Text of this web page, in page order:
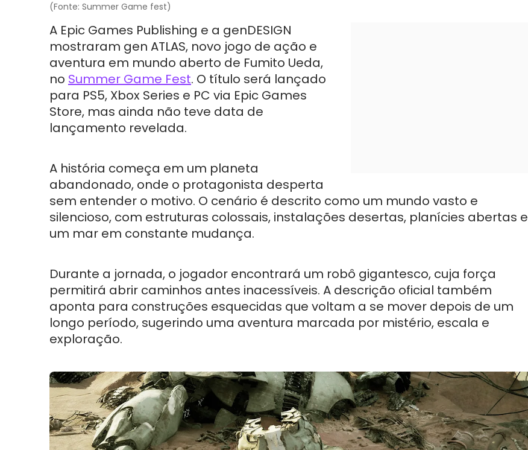
(Fonte: Summer Game fest)
A Epic Games Publishing e a genDESIGN
mostraram gen ATLAS, novo jogo de ação e
aventura em mundo aberto de Fumito Ueda,
no Summer Game Fest. O título será lançado
para PS5, Xbox Series e PC via Epic Games
Store, mas ainda não teve data de
lançamento revelada.
A história começa em um planeta
abandonado, onde o protagonista desperta
sem entender o motivo. O cenário é descrito como um mundo vasto e
silencioso, com estruturas colossais, instalações desertas, planícies abertas e
um mar em constante mudança.
Durante a jornada, o jogador encontrará um robô gigantesco, cuja força
permitirá abrir caminhos antes inacessíveis. A descrição oficial também
aponta para construções esquecidas que voltam a se mover depois de um
longo período, sugerindo uma aventura marcada por mistério, escala e
exploração.